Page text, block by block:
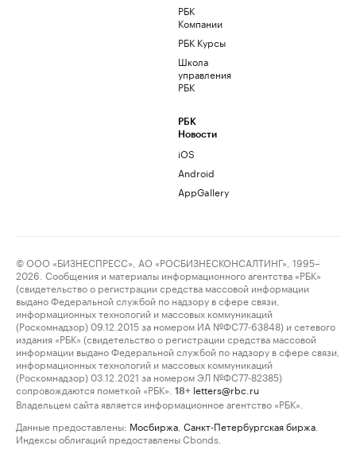
РБК
Компании
РБК Курсы
Школа
управления
РБК
РБК
Новости
iOS
Android
AppGallery
© ООО «БИЗНЕСПРЕСС», АО «РОСБИЗНЕСКОНСАЛТИНГ», 1995–
2026. Сообщения и материалы информационного агентства «РБК»
(свидетельство о регистрации средства массовой информации
выдано Федеральной службой по надзору в сфере связи,
информационных технологий и массовых коммуникаций
(Роскомнадзор) 09.12.2015 за номером ИА №ФС77-63848) и сетевого
издания «РБК» (свидетельство о регистрации средства массовой
информации выдано Федеральной службой по надзору в сфере связи,
информационных технологий и массовых коммуникаций
(Роскомнадзор) 03.12.2021 за номером ЭЛ №ФС77-82385)
сопровождаются пометкой «РБК».
18+ letters@rbc.ru
Владельцем сайта является информационное агентство «РБК».
Данные предоставлены: Мосбиржа Санкт-Петербургская биржа
Индексы облигаций предоставлены Cbonds.